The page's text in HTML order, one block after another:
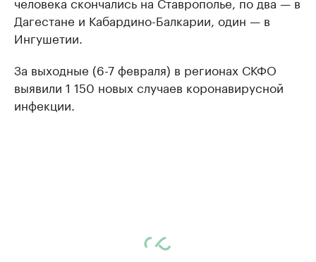
Дагестане и Кабардино-Балкарии, один — в
Ингушетии.
За выходные (6-7 февраля) в регионах СКФО
выявили 1 150 новых случаев коронавирусной
инфекции.